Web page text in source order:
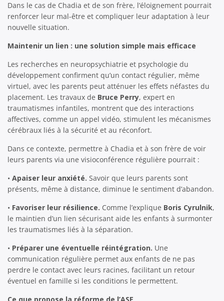
Dans le cas de Chadia et de son frère, l’éloignement pourrait
renforcer leur mal-être et compliquer leur adaptation à leur
nouvelle situation.
Maintenir un lien : une solution simple mais efficace
Les recherches en neuropsychiatrie et psychologie du
développement confirment qu’un contact régulier, même
virtuel, avec les parents peut atténuer les effets néfastes du
placement. Les travaux de Bruce Perry, expert en
traumatismes infantiles, montrent que des interactions
affectives, comme un appel vidéo, stimulent les mécanismes
cérébraux liés à la sécurité et au réconfort.
Dans ce contexte, permettre à Chadia et à son frère de voir
leurs parents via une visioconférence régulière pourrait :
• Apaiser leur anxiété. Savoir que leurs parents sont
présents, même à distance, diminue le sentiment d’abandon.
• Favoriser leur résilience. Comme l’explique Boris Cyrulnik,
le maintien d’un lien sécurisant aide les enfants à surmonter
les traumatismes liés à la séparation.
• Préparer une éventuelle réintégration. Une
communication régulière permet aux enfants de ne pas
perdre le contact avec leurs racines, facilitant un retour
éventuel en famille si les conditions le permettent.